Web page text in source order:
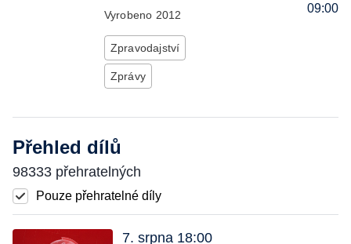
Vyrobeno 2012
Zpravodajství
Zprávy
09:00
Přehled dílů
98333 přehratelných
Pouze přehratelné díly
7. srpna 18:00